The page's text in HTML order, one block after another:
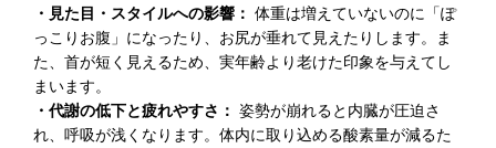
・見た目・スタイルへの影響： 体重は増えていないのに「ぽ
っこりお腹」になったり、お尻が垂れて見えたりします。ま
た、首が短く見えるため、実年齢より老けた印象を与えてし
まいます。
・代謝の低下と疲れやすさ： 姿勢が崩れると内臓が圧迫さ
れ、呼吸が浅くなります。体内に取り込める酸素量が減るた